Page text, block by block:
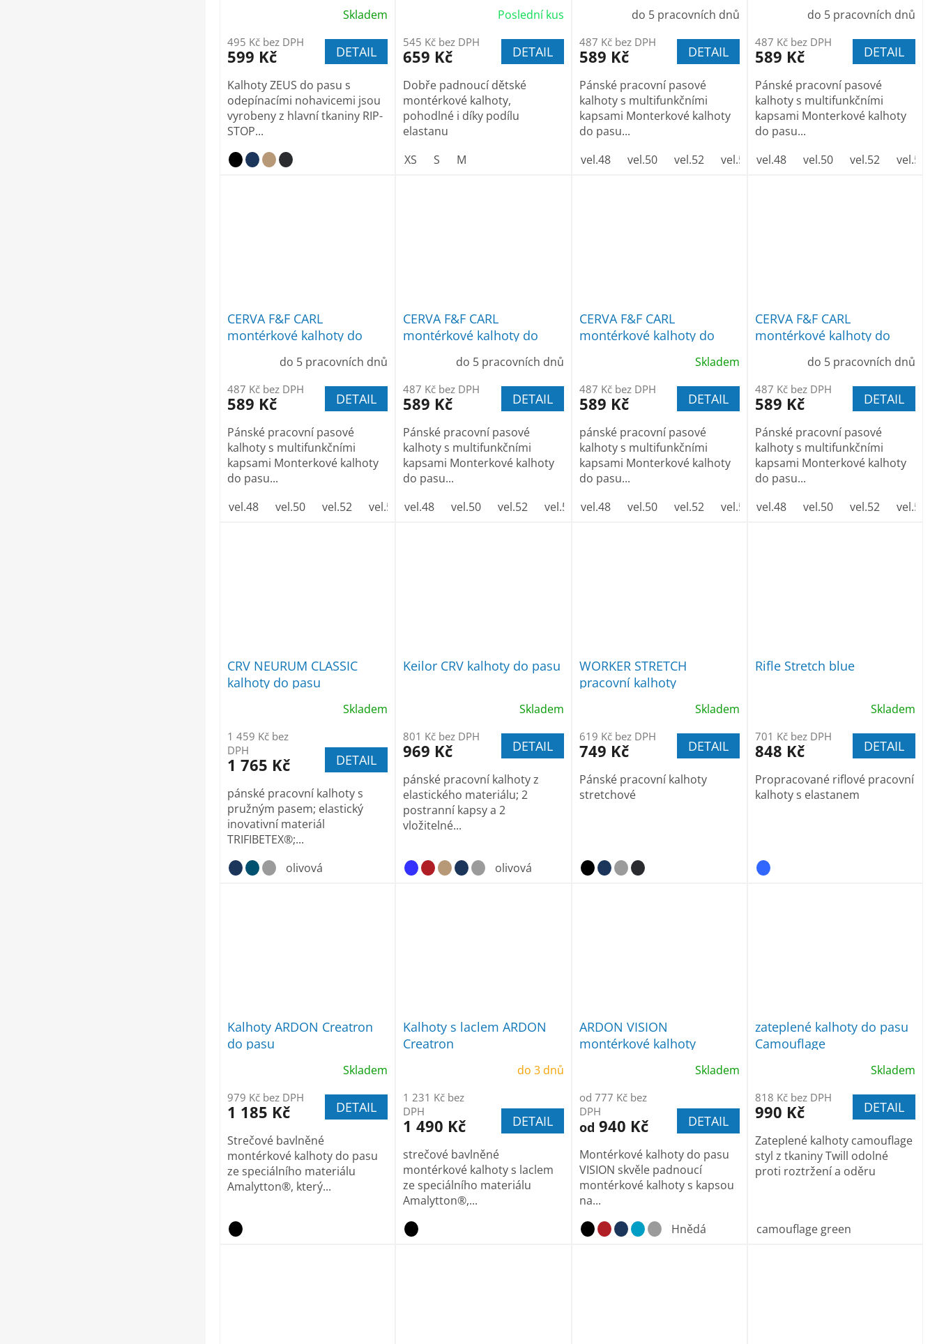
Skladem
495 Kč bez DPH
599 Kč DETAIL
Kalhoty ZEUS do pasu s
odepínacími nohavicemi jsou
vyrobeny z hlavní tkaniny RIP-
STOP...
Poslední kus
545 Kč bez DPH
659 Kč DETAIL
Dobře padnoucí dětské
montérkové kalhoty,
pohodlné i díky podílu
elastanu
XS
S M
do 5 pracovních dnů
487 Kč bez DPH
589 Kč DETAIL
Pánské pracovní pasové
kalhoty s multifunkčními
kapsami Monterkové kalhoty
do pasu...
vel.48
vel.50 vel.52 vel.54 vel.56 vel.58 vel.60 vel.62
do 5 pracovních dnů
487 Kč bez DPH
589 Kč DETAIL
Pánské pracovní pasové
kalhoty s multifunkčními
kapsami Monterkové kalhoty
do pasu...
vel.48
vel.50 vel.52 vel.54
CERVA F&F CARL
montérkové kalhoty do
do 5 pracovních dnů
487 Kč bez DPH
589 Kč DETAIL
Pánské pracovní pasové
kalhoty s multifunkčními
kapsami Monterkové kalhoty
do pasu...
vel.48
vel.50 vel.52 vel.54 vel.56 vel.58 vel.60 vel.62
CERVA F&F CARL
montérkové kalhoty do
do 5 pracovních dnů
487 Kč bez DPH
589 Kč DETAIL
Pánské pracovní pasové
kalhoty s multifunkčními
kapsami Monterkové kalhoty
do pasu...
vel.48
vel.50 vel.52 vel.54 vel.56 vel.58 vel.60 vel.62
CERVA F&F CARL
montérkové kalhoty do
Skladem
487 Kč bez DPH
589 Kč DETAIL
pánské pracovní pasové
kalhoty s multifunkčními
kapsami Monterkové kalhoty
do pasu...
vel.48
vel.50 vel.52 vel.54 vel.56 vel.58 vel.60 vel.62
CERVA F&F CARL
montérkové kalhoty do
do 5 pracovních dnů
487 Kč bez DPH
589 Kč DETAIL
Pánské pracovní pasové
kalhoty s multifunkčními
kapsami Monterkové kalhoty
do pasu...
vel.48
vel.50 vel.52 vel.54
CRV NEURUM CLASSIC
kalhoty do pasu
Skladem
1 459 Kč bez
DPH
1 765 Kč DETAIL
pánské pracovní kalhoty s
pružným pasem; elastický
inovativní materiál
TRIFIBETEX®;...
olivová
Keilor CRV kalhoty do pasu
Skladem
801 Kč bez DPH
969 Kč DETAIL
pánské pracovní kalhoty z
elastického materiálu; 2
postranní kapsy a 2
vložitelné...
olivová
WORKER STRETCH
pracovní kalhoty
Skladem
619 Kč bez DPH
749 Kč DETAIL
Pánské pracovní kalhoty
stretchové
Rifle Stretch blue
Skladem
701 Kč bez DPH
848 Kč DETAIL
Propracované riflové pracovní
kalhoty s elastanem
Kalhoty ARDON Creatron
do pasu
Skladem
979 Kč bez DPH
1 185 Kč DETAIL
Strečové bavlněné
montérkové kalhoty do pasu
ze speciálního materiálu
Amalytton®, který...
Kalhoty s laclem ARDON
Creatron
do 3 dnů
1 231 Kč bez
DPH
1 490 Kč DETAIL
strečové bavlněné
montérkové kalhoty s laclem
ze speciálního materiálu
Amalytton®,...
ARDON VISION
montérkové kalhoty
Skladem
od 777 Kč bez
DPH
od 940 Kč DETAIL
Montérkové kalhoty do pasu
VISION skvěle padnoucí
montérkové kalhoty s kapsou
na...
Hnědá
zateplené kalhoty do pasu
Camouflage
Skladem
818 Kč bez DPH
990 Kč DETAIL
Zateplené kalhoty camouflage
styl z tkaniny Twill odolné
proti roztržení a oděru
camouflage green